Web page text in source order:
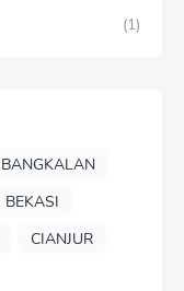
(1)
BANGKALAN
BEKASI
CIANJUR